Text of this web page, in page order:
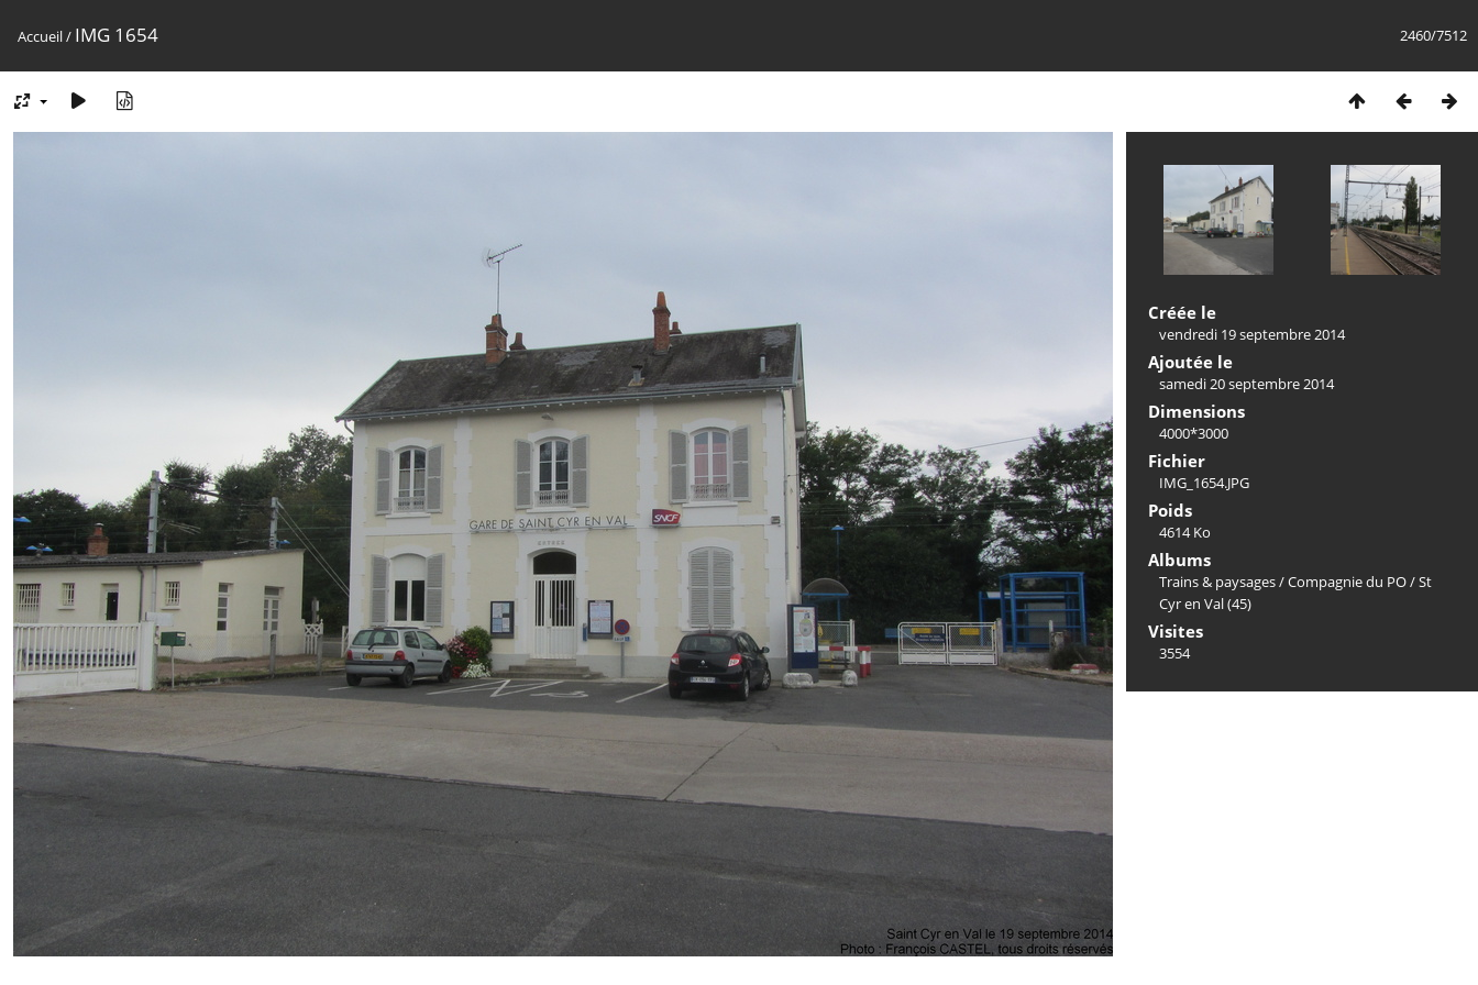
2460/7512
Accueil/ IMG 1654
Créée le
vendredi 19 septembre 2014
Ajoutée le
samedi 20 septembre 2014
Dimensions
4000*3000
Fichier
IMG_1654.JPG
Poids
4614 Ko
Albums
Trains & paysages/Compagnie du PO/St
Cyr en Val (45)
Visites
3554